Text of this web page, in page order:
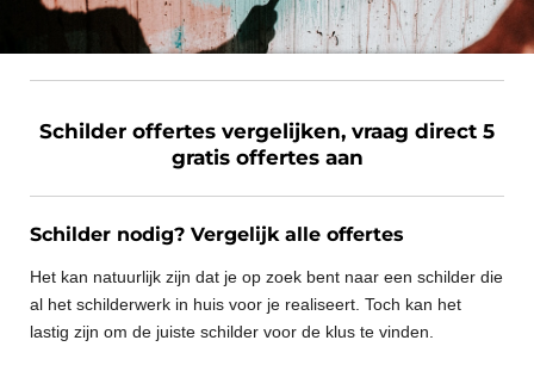
Schilder offertes vergelijken, vraag direct 5
gratis offertes aan
Schilder nodig? Vergelijk alle offertes
Het kan natuurlijk zijn dat je op zoek bent naar een schilder die
al het schilderwerk in huis voor je realiseert. Toch kan het
lastig zijn om de juiste schilder voor de klus te vinden.